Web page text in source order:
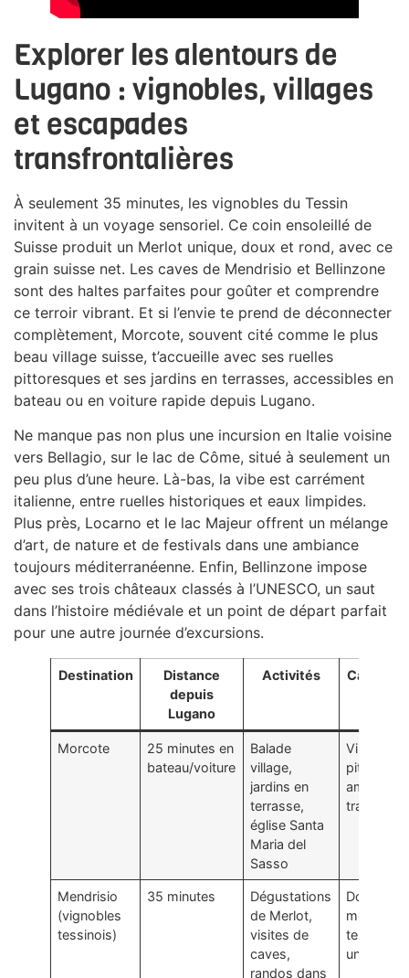
Explorer les alentours de
Lugano : vignobles, villages
et escapades
transfrontalières
À seulement 35 minutes, les vignobles du Tessin
invitent à un voyage sensoriel. Ce coin ensoleillé de
Suisse produit un Merlot unique, doux et rond, avec ce
grain suisse net. Les caves de Mendrisio et Bellinzone
sont des haltes parfaites pour goûter et comprendre
ce terroir vibrant. Et si l’envie te prend de déconnecter
complètement, Morcote, souvent cité comme le plus
beau village suisse, t’accueille avec ses ruelles
pittoresques et ses jardins en terrasses, accessibles en
bateau ou en voiture rapide depuis Lugano.
Ne manque pas non plus une incursion en Italie voisine
vers Bellagio, sur le lac de Côme, situé à seulement un
peu plus d’une heure. Là-bas, la vibe est carrément
italienne, entre ruelles historiques et eaux limpides.
Plus près, Locarno et le lac Majeur offrent un mélange
d’art, de nature et de festivals dans une ambiance
toujours méditerranéenne. Enfin, Bellinzone impose
avec ses trois châteaux classés à l’UNESCO, un saut
dans l’histoire médiévale et un point de départ parfait
pour une autre journée d’excursions.
Destination
Distance
depuis
Lugano
Activités
Morcote
25 minutes en
bateau/voiture
Balade
village,
jardins en
terrasse,
église Santa
Maria del
Sasso
Village
ambiance
tranquille
Mendrisio
(vignobles
tessinois)
35 minutes
Dégustations
de Merlot,
visites de
caves,
randos dans
Douceur
terroir
unique